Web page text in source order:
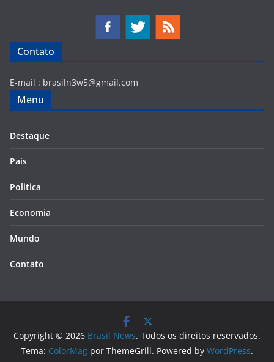
Contato
E-mail : brasiln3w5@gmail.com
Menu
Destaque
País
Politica
Economia
Mundo
Contato
Copyright © 2026 Brasil News. Todos os direitos reservados.
Tema: ColorMag por ThemeGrill. Powered by WordPress.